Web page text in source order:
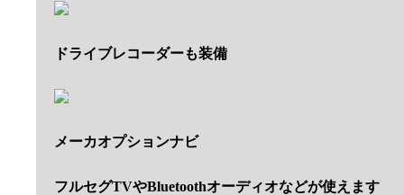
ドライブレコーダーも装備
メーカオプションナビ
フルセグTVやBluetoothオーディオなどが使えます